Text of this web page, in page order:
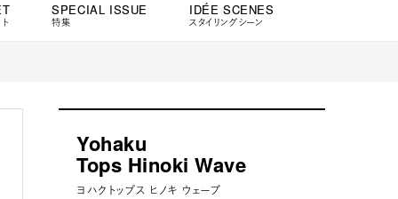
SPECIAL ISSUE
特集
IDÉE SCENES
スタイリングシーン
Yohaku
Tops Hinoki Wave
ヨハクトップス ヒノキ ウェーブ